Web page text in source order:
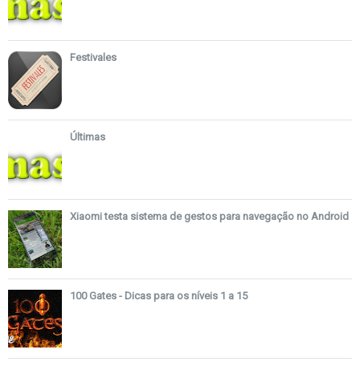
Festivales
Últimas
Xiaomi testa sistema de gestos para navegação no Android
100 Gates - Dicas para os níveis 1 a 15